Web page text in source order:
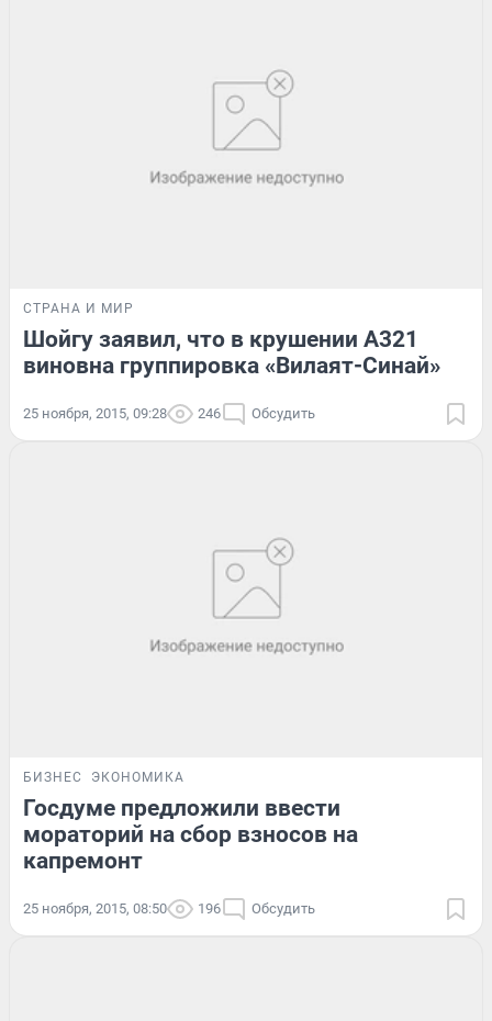
СТРАНА И МИР
Шойгу заявил, что в крушении А321
виновна группировка «Вилаят-Синай»
25 ноября, 2015, 09:28 246 Обсудить
БИЗНЕС ЭКОНОМИКА
Госдуме предложили ввести
мораторий на сбор взносов на
капремонт
25 ноября, 2015, 08:50 196 Обсудить